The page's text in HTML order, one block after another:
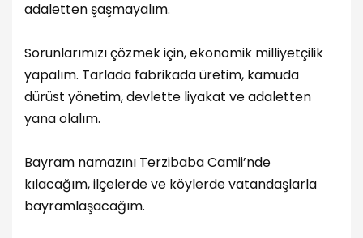
adaletten şaşmayalım.
Sorunlarımızı çözmek için, ekonomik milliyetçilik
yapalım. Tarlada fabrikada üretim, kamuda
dürüst yönetim, devlette liyakat ve adaletten
yana olalım.
Bayram namazını Terzibaba Camii’nde
kılacağım, ilçelerde ve köylerde vatandaşlarla
bayramlaşacağım.